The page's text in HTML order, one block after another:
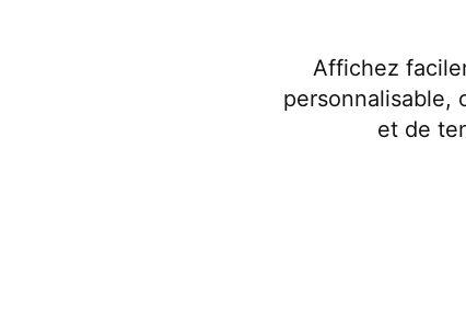
Affichez
personnalisable,
et de